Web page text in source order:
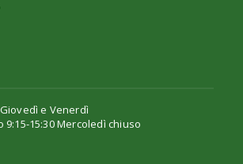
e Venerdì
15:30 Mercoledì chiuso